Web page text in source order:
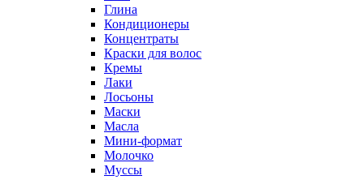
Глина
Кондиционеры
Концентраты
Краски для волос
Кремы
Лаки
Лосьоны
Маски
Масла
Мини-формат
Молочко
Муссы